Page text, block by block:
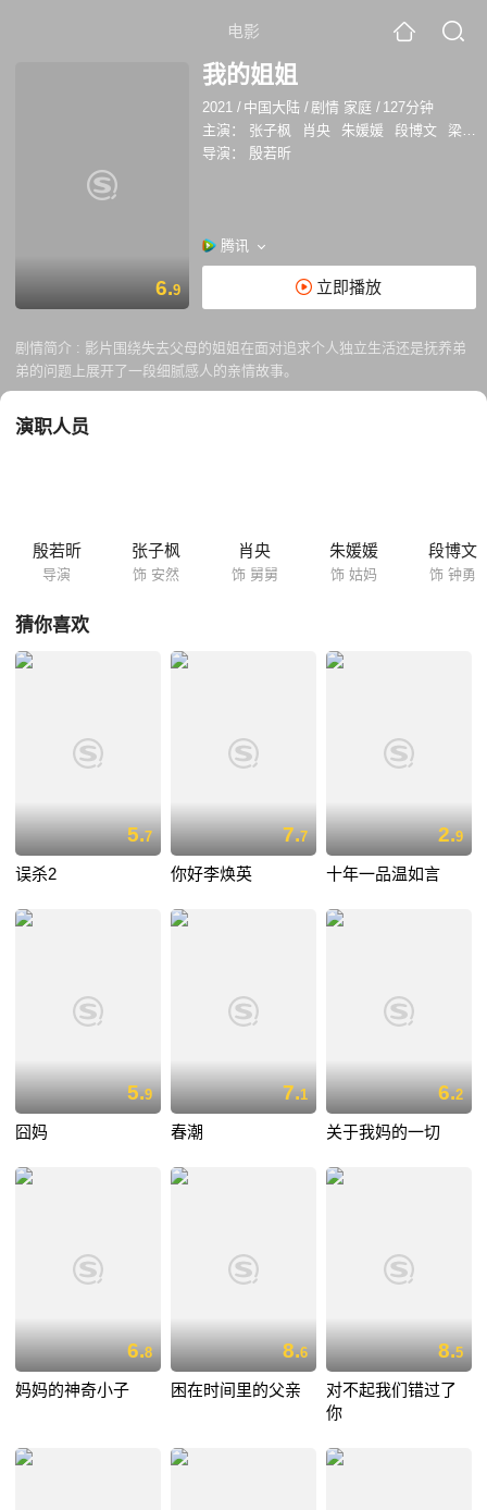
电影
6.9
我的姐姐
2021 / 中国大陆 /剧情 家庭 / 127分钟
主演：
张子枫 肖央 朱媛媛 段博文
梁靖康
导演：
殷若昕
腾讯
立即播放
剧情简介 : 影片围绕失去父母的姐姐在面对追求个人独立生活还是抚养弟
弟的问题上展开了一段细腻感人的亲情故事。
演职人员
殷若昕
导演
张子枫
饰 安然
肖央
饰 舅舅
朱媛媛
饰 姑妈
段博文
饰 钟勇
猜你喜欢
5.7
误杀2
7.7
你好李焕英
2.9
十年一品温如言
5.9
囧妈
7.1
春潮
6.2
关于我妈的一切
6.8
妈妈的神奇小子
8.6
困在时间里的父亲
8.5
对不起我们错过了
你